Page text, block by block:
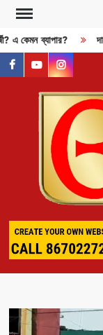
Skip
content
এ কেমন ব্যাপার?
facebook
youtube